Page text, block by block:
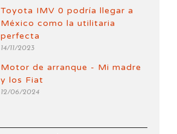
Toyota IMV 0 podría llegar a
México como la utilitaria
perfecta
14/11/2023
Motor de arranque - Mi madre
y los Fiat
12/06/2024